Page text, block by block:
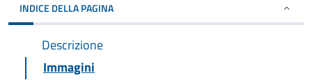
INDICE DELLA PAGINA
Descrizione
Immagini